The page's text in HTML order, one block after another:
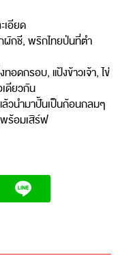
เอียด
ผักชี, พริกไทยป่นที่ตำ
อดกรอบ, แป้งข้าวเจ้า, ไข่
เดียวกัน
ล้วนำมาปั้นเป็นก้อนกลมๆ
พร้อมเสิร์ฟ